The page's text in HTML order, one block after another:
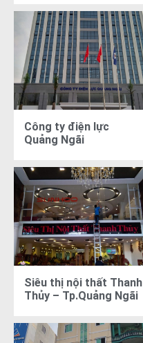
Công ty điện lực
Quảng Ngãi
Siêu thị nội thất Thanh
Thủy – Tp.Quảng Ngãi